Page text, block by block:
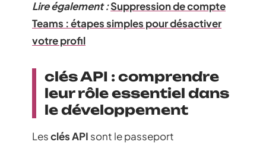
Lire également :Suppression de compte
Teams : étapes simples pour désactiver
votre profil
clés API : comprendre
leur rôle essentiel dans
le développement
Lesclés API sont le passeport